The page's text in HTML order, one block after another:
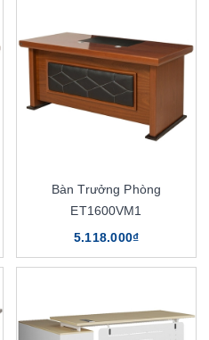
Bàn Trưởng Phòng
ET1600VM1
5.118.000₫